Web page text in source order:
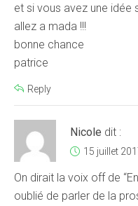
et si vous avez une idée
allez a mada !!!
bonne chance
patrice
Reply
Nicole dit :
15 juillet
On dirait la voix off de
oublié de parler de la